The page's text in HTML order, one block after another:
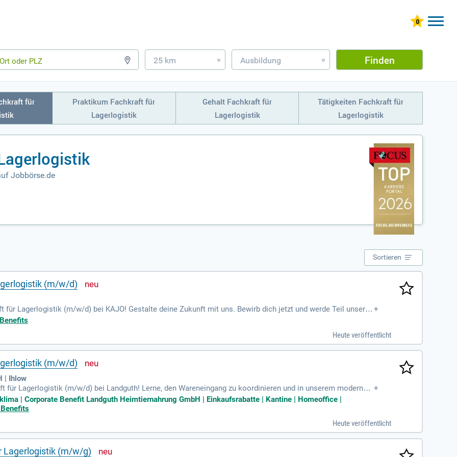
25 km » Ausbildung » Finden
für
Praktikum Fachkraft für
Lagerlogistik
Gehalt Fachkraft für
Lagerlogistik
Tätigkeiten Fachkraft für
Lagerlogistik
Jobbörse.de
Sortieren
(m/w/d)
für Lagerlogistik (m/w/d) bei KAJO! Gestalte deine Zukunft mit uns. Bewirb dich jetzt und werde Teil unseres
oder per E-Mail an bewerbungen@kajo.de.
+
Heute veröffentlicht
(m/w/d)
| Ihlow
für Lagerlogistik (m/w/d) bei Landguth! Lerne, den Wareneingang zu koordinieren und in unserem modernen
zu transportieren. Du wirst aktiv an logistischen Prozessen mitwirken und den Produktionsablauf unterstütz
und die Freude an Teamarbeit sowie Interesse an Lagerlogistik. Erlebe eine spannende A
+
| Corporate Benefit Landguth Heimtiernahrung GmbH | Einkaufsrabatte | Kantine | Homeoffice |
Heute veröffentlicht
Lagerlogistik (m/w/g)